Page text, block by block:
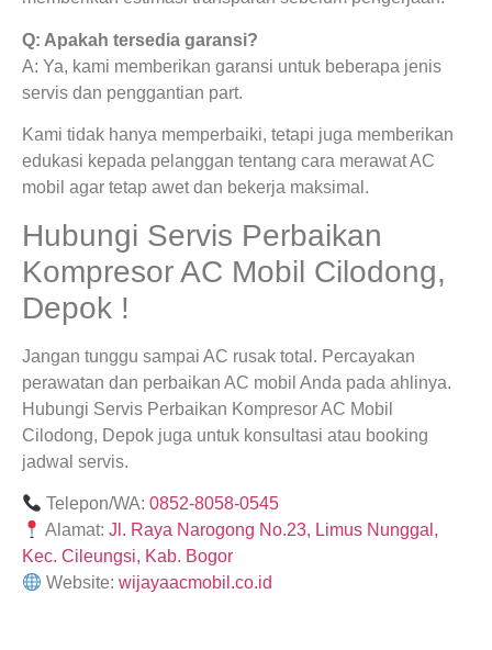
Q: Apakah tersedia garansi?
A: Ya, kami memberikan garansi untuk beberapa jenis
servis dan penggantian part.
Kami tidak hanya memperbaiki, tetapi juga memberikan
edukasi kepada pelanggan tentang cara merawat AC
mobil agar tetap awet dan bekerja maksimal.
Hubungi Servis Perbaikan
Kompresor AC Mobil Cilodong,
Depok !
Jangan tunggu sampai AC rusak total. Percayakan
perawatan dan perbaikan AC mobil Anda pada ahlinya.
Hubungi Servis Perbaikan Kompresor AC Mobil
Cilodong, Depok juga untuk konsultasi atau booking
jadwal servis.
Telepon/WA:0852-8058-0545
Alamat:Jl. Raya Narogong No.23, Limus Nunggal,
Kec. Cileungsi, Kab. Bogor
Website:wijayaacmobil.co.id